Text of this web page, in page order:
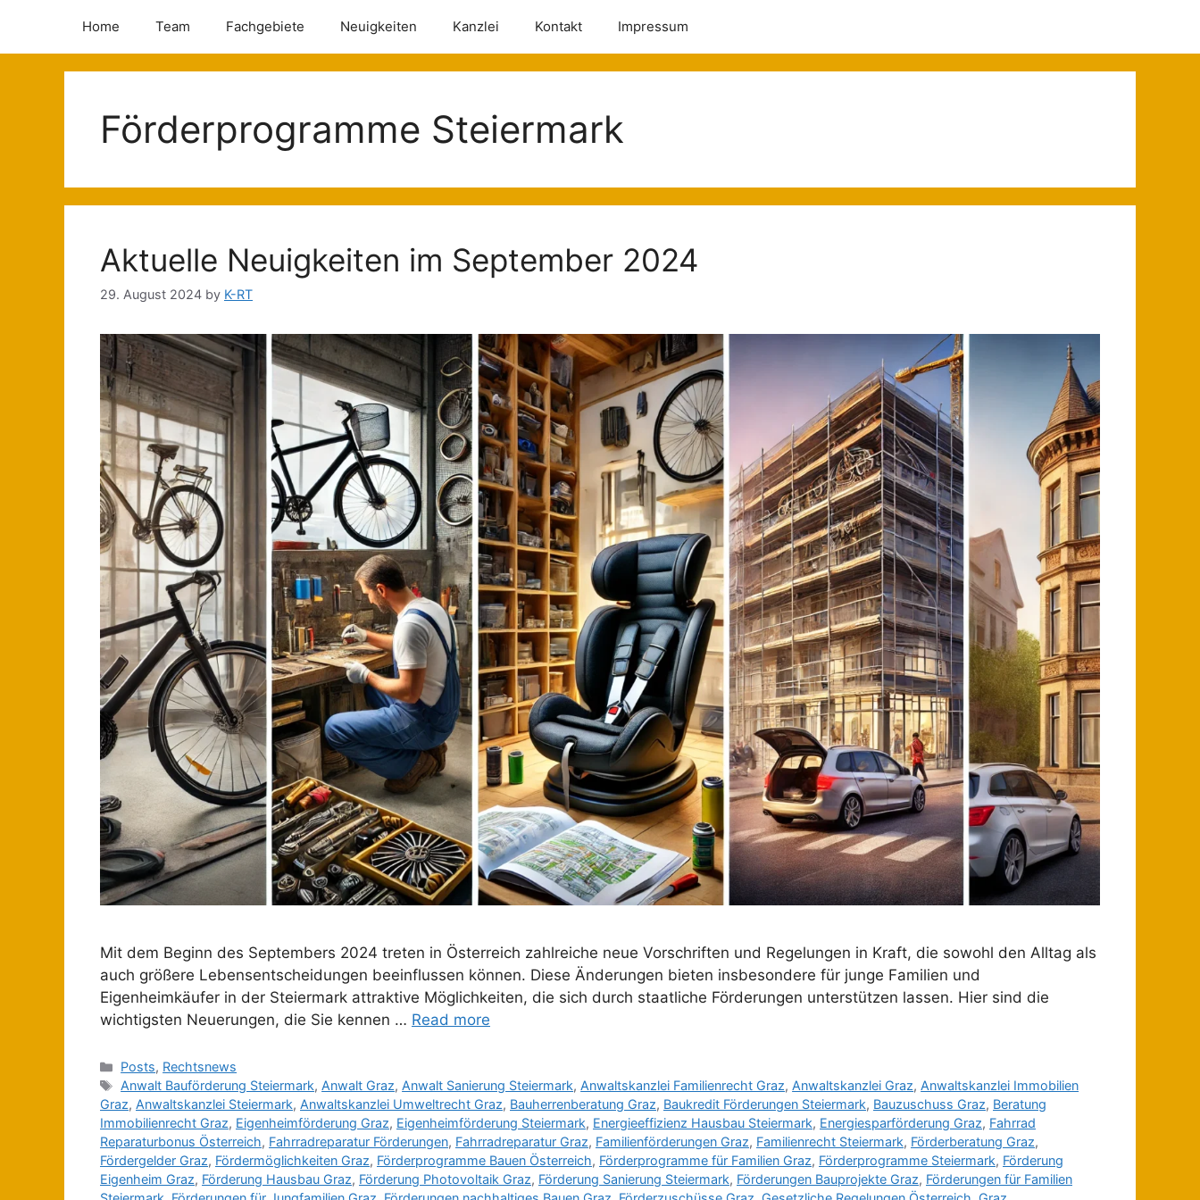
Home Team Fachgebiete Neuigkeiten Kanzlei Kontakt Impressum
Förderprogramme Steiermark
Aktuelle Neuigkeiten im September 2024
29. August 2024 by K-RT
Mit dem Beginn des Septembers 2024 treten in Österreich zahlreiche neue Vorschriften und Regelungen in Kraft, die sowohl den Alltag als
auch größere Lebensentscheidungen beeinflussen können. Diese Änderungen bieten insbesondere für junge Familien und
Eigenheimkäufer in der Steiermark attraktive Möglichkeiten, die sich durch staatliche Förderungen unterstützen lassen. Hier sind die
wichtigsten Neuerungen, die Sie kennen … Read more
Posts, Rechtsnews
Anwalt Bauförderung Steiermark, Anwalt Graz, Anwalt Sanierung Steiermark, Anwaltskanzlei Familienrecht Graz, Anwaltskanzlei Graz, Anwaltskanzlei Immobilien
Graz, Anwaltskanzlei Steiermark, Anwaltskanzlei Umweltrecht Graz, Bauherrenberatung Graz, Baukredit Förderungen Steiermark, Bauzuschuss Graz, Beratung
Immobilienrecht Graz, Eigenheimförderung Graz, Eigenheimförderung Steiermark, Energieeffizienz Hausbau Steiermark, Energiesparförderung Graz, Fahrrad
Reparaturbonus Österreich, Fahrradreparatur Förderungen, Fahrradreparatur Graz, Familienförderungen Graz, Familienrecht Steiermark, Förderberatung Graz,
Fördergelder Graz, Fördermöglichkeiten Graz, Förderprogramme Bauen Österreich, Förderprogramme für Familien Graz, Förderprogramme Steiermark, Förderung
Eigenheim Graz, Förderung Hausbau Graz, Förderung Photovoltaik Graz, Förderung Sanierung Steiermark, Förderungen Bauprojekte Graz, Förderungen für Familien